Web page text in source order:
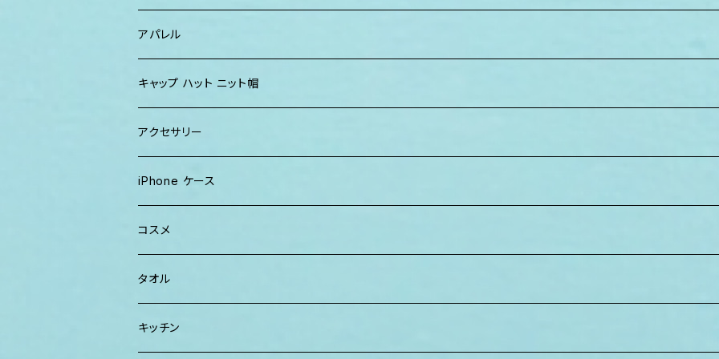
パーカー、スウェット
タオル
ガウン&帽子セット
ハンカチタオル
ワンピース
ポーチ
巾着バッグ
トートバッグ
2WAYバッグ
マルシェバッグ
ボストンバッグ
ショルダー
アパレル
キッズ
キャップ
Tシャツ
レディース
ソックス
マキシワンピ、スカート
メンズ
Tシャツ ロンT
カジュアルシャツ
キャップ ハット ニット帽
アクセサリー
Lani Hawaii Jewelry
Foterra Jewelry
AHolic Handmade
vividy
iPhone ケース
コスメ
BLOSSOM
KULA HERBS
タオル
スマーフ
キッチン